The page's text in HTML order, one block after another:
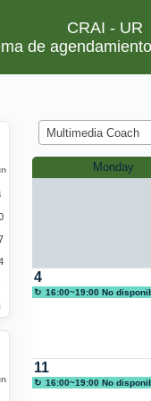
CRAI - UR
de
Multimedia Coach
Monday
4
16:00~19:00 No
11
16:00~19:00 No